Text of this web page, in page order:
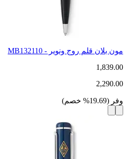
مون بلان قلم روج ونوير - MB132110
1,839.00
2,290.00
وفر (
19.69
% خصم)